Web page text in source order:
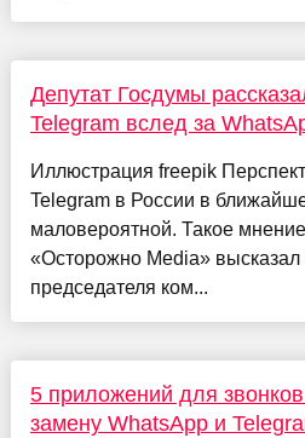
Депутат Госдумы
Telegram вслед за
Иллюстрация freepik
Telegram в России в
маловероятной. Такое
«Осторожно Media» высказал
председателя ком...
5 приложений для
замену WhatsApp и